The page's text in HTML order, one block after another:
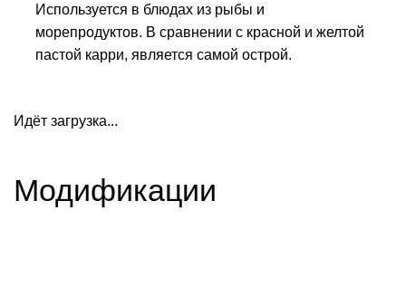
Используется в блюдах из рыбы и
морепродуктов. В сравнении с красной и желтой
пастой карри, является самой острой.
Идёт загрузка...
Модификации